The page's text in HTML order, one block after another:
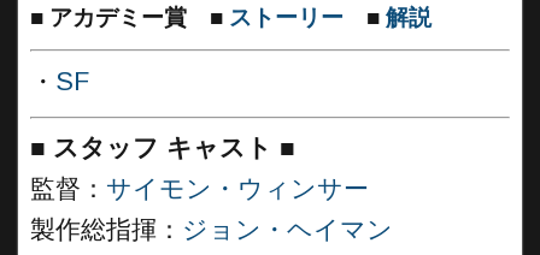
■ アカデミー賞 ■ ストーリー ■ 解説
・ SF
■ スタッフ キャスト ■
監督： サイモン・ウィンサー
製作総指揮： ジョン・ヘイマン